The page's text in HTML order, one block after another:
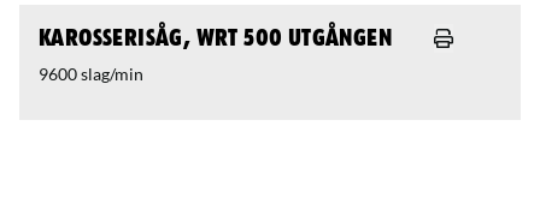
Karosserisåg, WRT 500 utgången
9600 slag/min